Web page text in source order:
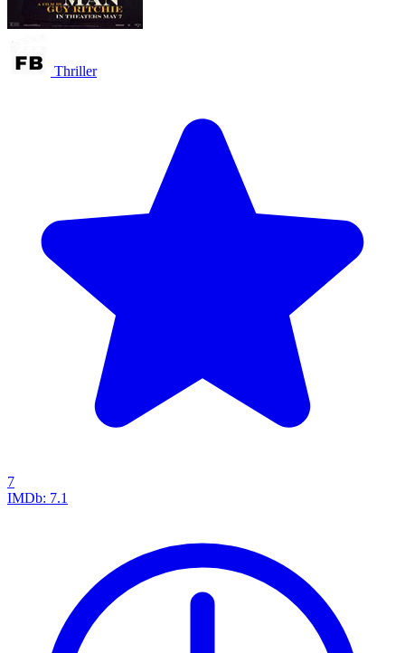
Thriller
7
IMDb: 7.1